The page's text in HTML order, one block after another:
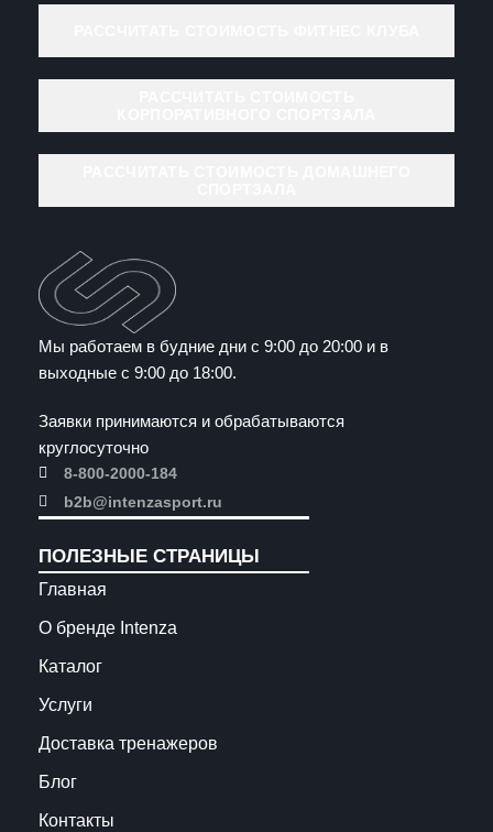
Мы работаем в будние дни с 9:00 до 20:00 и в
выходные с 9:00 до 18:00.
Заявки принимаются и обрабатываются
круглосуточно
8-800-2000-184
b2b@intenzasport.ru
ПОЛЕЗНЫЕ СТРАНИЦЫ
Главная
О бренде Intenza
Каталог
Услуги
Доставка тренажеров
Блог
Контакты